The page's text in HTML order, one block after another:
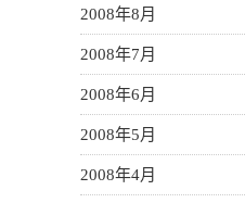
2008年8月
2008年7月
2008年6月
2008年5月
2008年4月